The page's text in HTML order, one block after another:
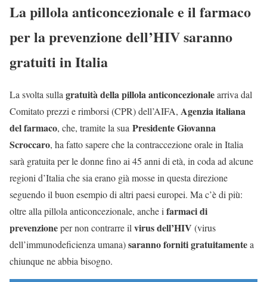
La pillola anticoncezionale e il farmaco
per la prevenzione dell’HIV saranno
gratuiti in Italia
La svolta sulla gratuità della pillola anticoncezionalearriva dal
Comitato prezzi e rimborsi (CPR) dell’AIFA, Agenzia italiana
del farmaco, che, tramite la sua Presidente Giovanna
Scroccaro, ha fatto sapere che la contraccezione orale in Italia
sarà gratuita per le donne fino ai 45 anni di età, in coda ad alcune
regioni d’Italia che sia erano già mosse in questa direzione
seguendo il buon esempio di altri paesi europei. Ma c’è di più:
oltre alla pillola anticoncezionale, anche i farmaci di
prevenzioneper non contrarre il virus dell’HIV (virus
dell’immunodeficienza umana)saranno forniti gratuitamentea
chiunque ne abbia bisogno.